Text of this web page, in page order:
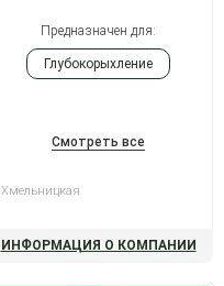
Предназначен для:
Глубокорыхление
Смотреть все
Хмельницкая
ИНФОРМАЦИЯ О КОМПАНИИ